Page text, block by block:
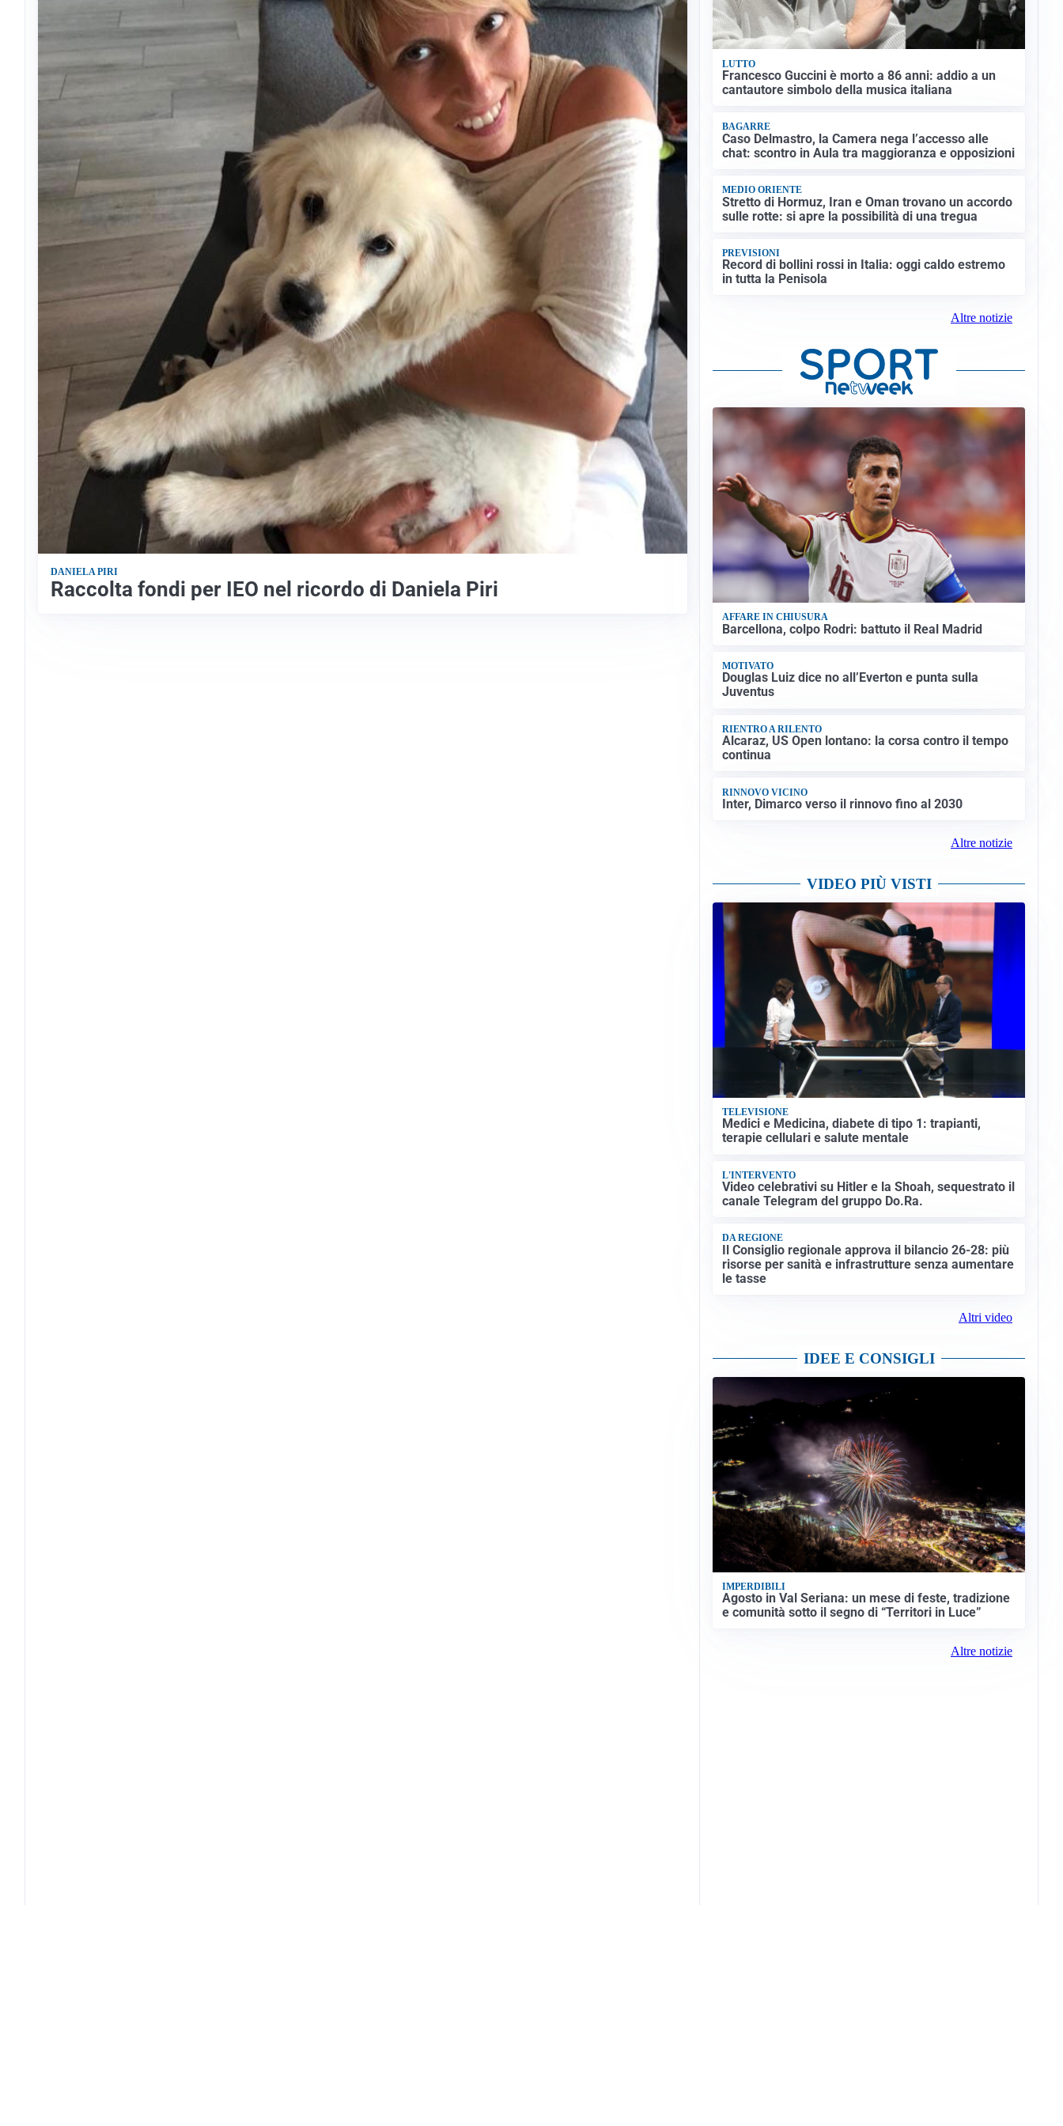
DANIELA PIRI
Raccolta fondi per IEO nel ricordo di Daniela Piri
LUTTO
Francesco Guccini è morto a 86 anni: addio a un
cantautore simbolo della musica italiana
BAGARRE
Caso Delmastro, la Camera nega l’accesso alle
chat: scontro in Aula tra maggioranza e opposizioni
MEDIO ORIENTE
Stretto di Hormuz, Iran e Oman trovano un accordo
sulle rotte: si apre la possibilità di una tregua
PREVISIONI
Record di bollini rossi in Italia: oggi caldo estremo
in tutta la Penisola
Altre notizie
AFFARE IN CHIUSURA
Barcellona, colpo Rodri: battuto il Real Madrid
MOTIVATO
Douglas Luiz dice no all’Everton e punta sulla
Juventus
RIENTRO A RILENTO
Alcaraz, US Open lontano: la corsa contro il tempo
continua
RINNOVO VICINO
Inter, Dimarco verso il rinnovo fino al 2030
Altre notizie
VIDEO PIÙ VISTI
TELEVISIONE
Medici e Medicina, diabete di tipo 1: trapianti,
terapie cellulari e salute mentale
L'INTERVENTO
Video celebrativi su Hitler e la Shoah, sequestrato il
canale Telegram del gruppo Do.Ra.
DA REGIONE
Il Consiglio regionale approva il bilancio 26-28: più
risorse per sanità e infrastrutture senza aumentare
le tasse
Altri video
IDEE E CONSIGLI
IMPERDIBILI
Agosto in Val Seriana: un mese di feste, tradizione
e comunità sotto il segno di “Territori in Luce”
Altre notizie